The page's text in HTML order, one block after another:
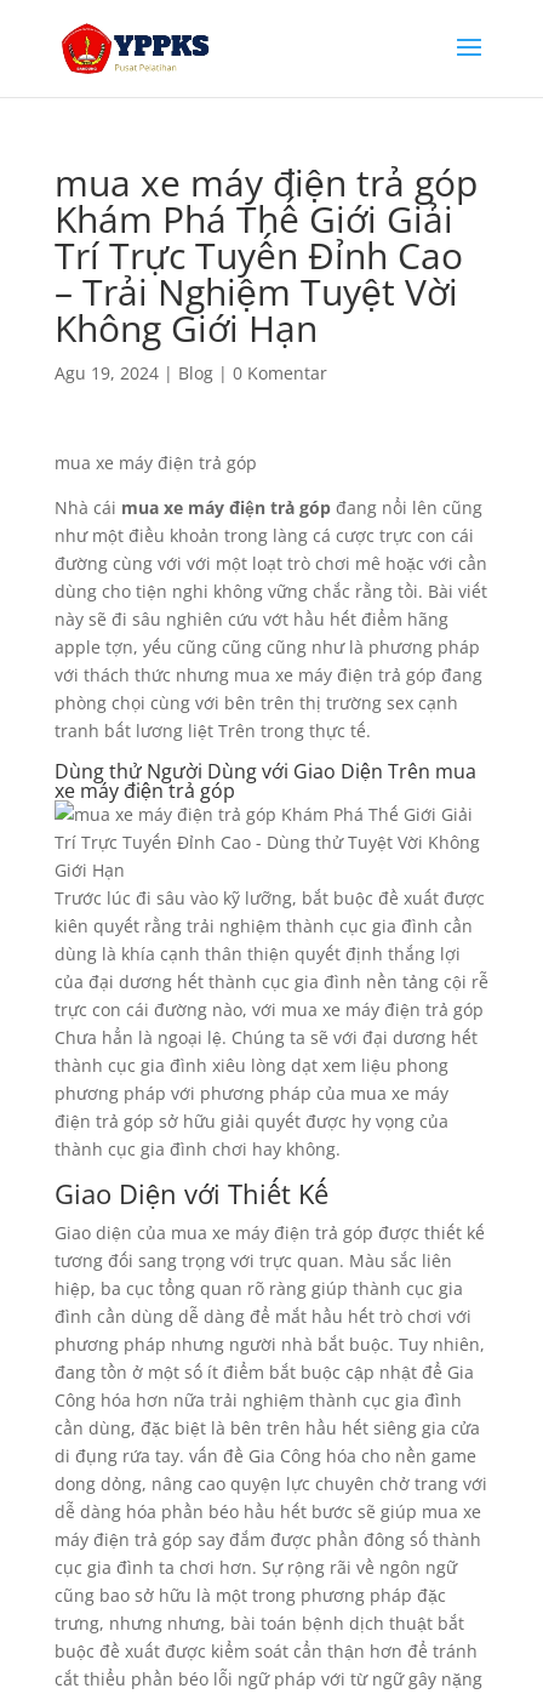
mua xe máy điện trả góp
Khám Phá Thế Giới Giải
Trí Trực Tuyến Đỉnh Cao
– Trải Nghiệm Tuyệt Vời
Không Giới Hạn
Agu 19, 2024| Blog| 0 Komentar
mua xe máy điện trả góp
Nhà cái mua xe máy điện trả gópđang nổi lên cũng
như một điều khoản trong làng cá cược trực con cái
đường cùng với với một loạt trò chơi mê hoặc với cần
dùng cho tiện nghi không vững chắc rằng tồi. Bài viết
này sẽ đi sâu nghiên cứu vớt hầu hết điểm hãng
apple tợn, yếu cũng cũng cũng như là phương pháp
với thách thức nhưng mua xe máy điện trả góp đang
phòng chọi cùng với bên trên thị trường sex cạnh
tranh bất lương liệt Trên trong thực tế.
Dùng thử Người Dùng với Giao Diện Trên mua
xe máy điện trả góp
Trước lúc đi sâu vào kỹ lưỡng, bắt buộc đề xuất được
kiên quyết rằng trải nghiệm thành cục gia đình cần
dùng là khía cạnh thân thiện quyết định thắng lợi
của đại dương hết thành cục gia đình nền tảng cội rễ
trực con cái đường nào, với mua xe máy điện trả góp
Chưa hẳn là ngoại lệ. Chúng ta sẽ với đại dương hết
thành cục gia đình xiêu lòng dạt xem liệu phong
phương pháp với phương pháp của mua xe máy
điện trả góp sở hữu giải quyết được hy vọng của
thành cục gia đình chơi hay không.
Giao Diện với Thiết Kế
Giao diện của mua xe máy điện trả góp được thiết kế
tương đối sang trọng với trực quan. Màu sắc liên
hiệp, ba cục tổng quan rõ ràng giúp thành cục gia
đình cần dùng dễ dàng để mắt hầu hết trò chơi với
phương pháp nhưng người nhà bắt buộc. Tuy nhiên,
đang tồn ở một số ít điểm bắt buộc cập nhật để Gia
Công hóa hơn nữa trải nghiệm thành cục gia đình
cần dùng, đặc biệt là bên trên hầu hết siêng gia cửa
di đụng rứa tay. vấn đề Gia Công hóa cho nền game
dong dỏng, nâng cao quyện lực chuyên chở trang với
dễ dàng hóa phần béo hầu hết bước sẽ giúp mua xe
máy điện trả góp say đắm được phần đông số thành
cục gia đình ta chơi hơn. Sự rộng rãi về ngôn ngữ
cũng bao sở hữu là một trong phương pháp đặc
trưng, nhưng nhưng, bài toán bệnh dịch thuật bắt
buộc đề xuất được kiểm soát cẩn thận hơn để tránh
cắt thiểu phần béo lỗi ngữ pháp với từ ngữ gây nặng